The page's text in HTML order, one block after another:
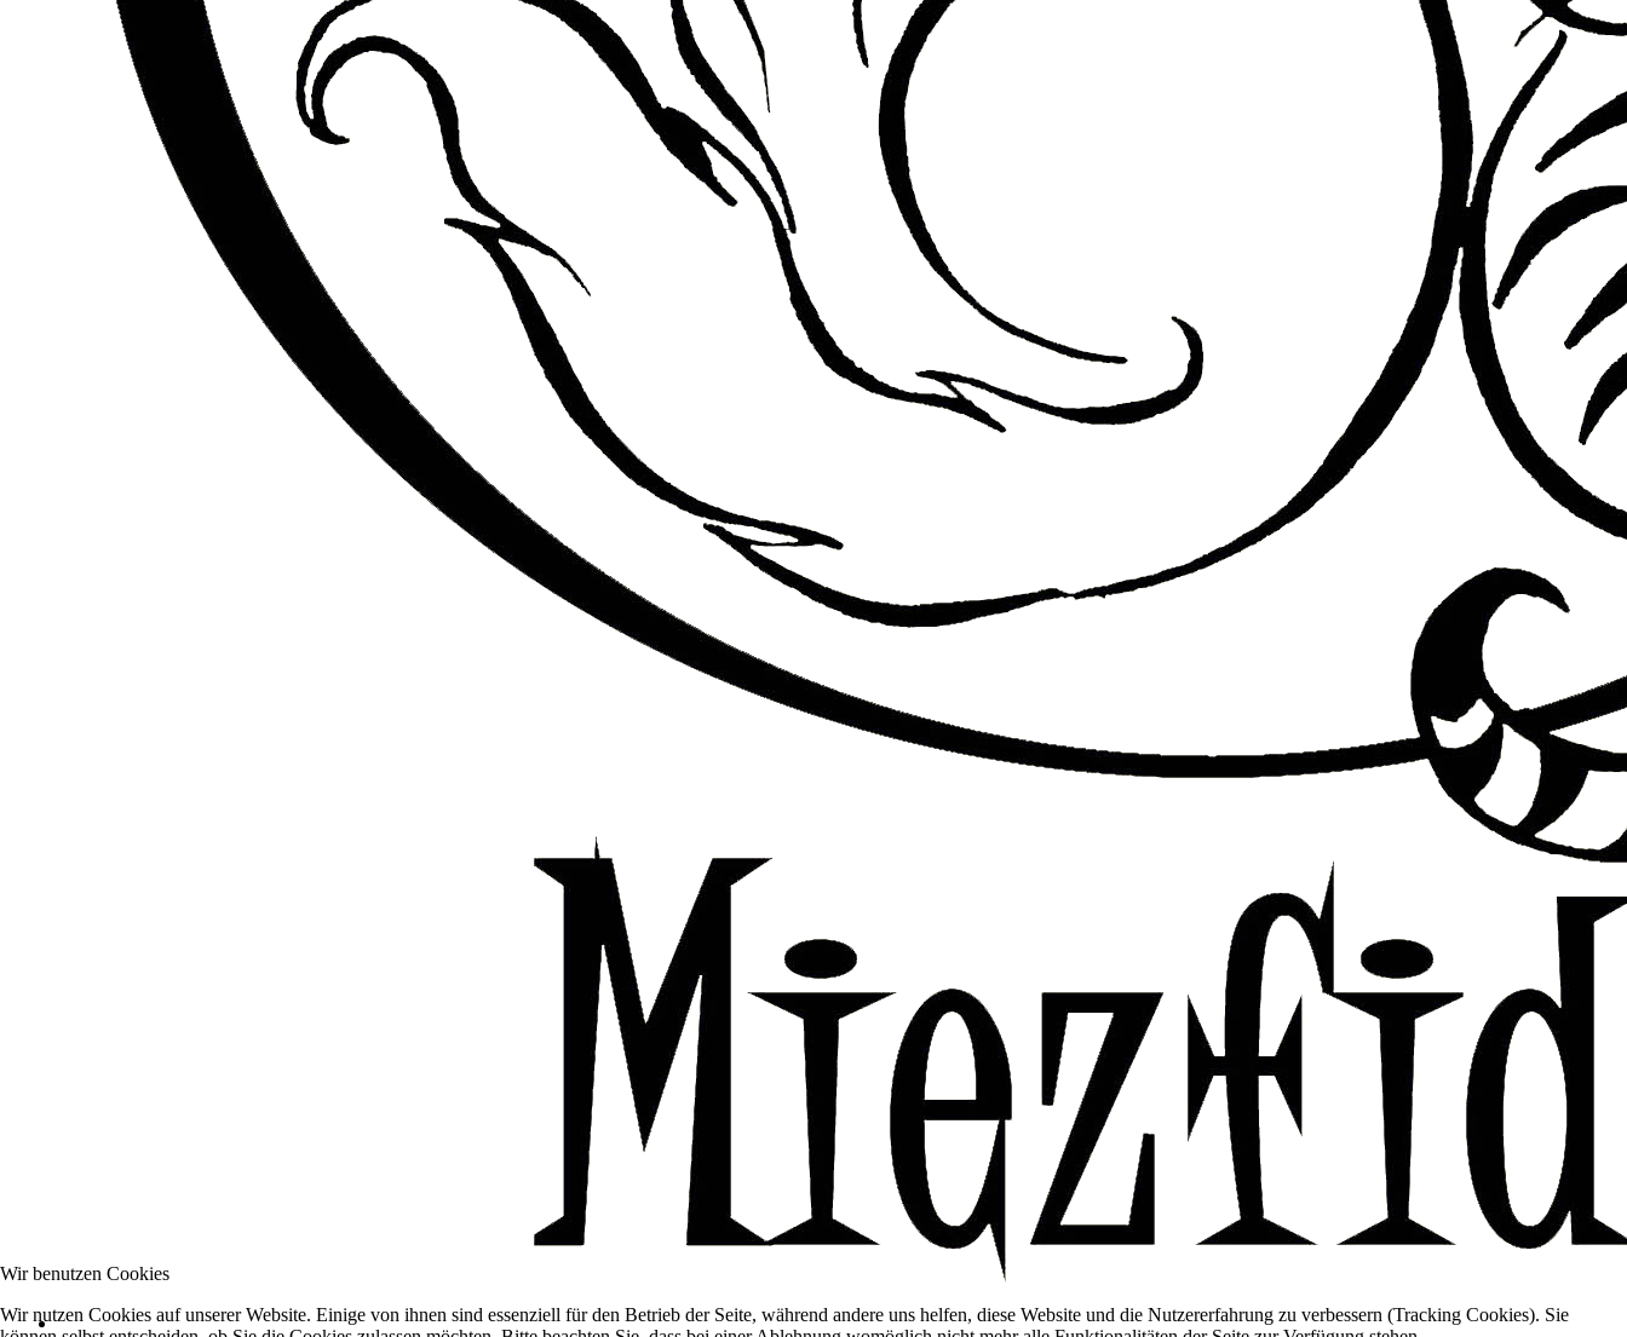
Wir benutzen Cookies
Wir nutzen Cookies auf unserer Website. Einige von ihnen sind essenziell für den Betrieb der Seite, während andere uns helfen, diese Website und die Nutzererfahrung zu verbessern (Tracking Cookies). Sie